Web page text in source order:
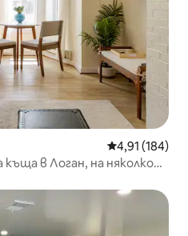
Средна
4,91 (184)
в Логан, на няколко